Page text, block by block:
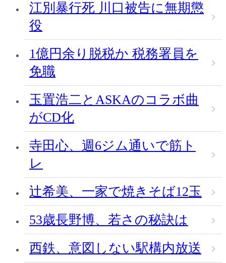
江別暴行死 川口被告に無期懲
役
1億円余り脱税か 税務署員を
免職
玉置浩二とASKAのコラボ曲
がCD化
寺田心、週6ジム通いで筋ト
レ
辻希美、一家で焼きそば12玉
53歳長野博、若さの秘訣は
西鉄、意図しない駅構内放送